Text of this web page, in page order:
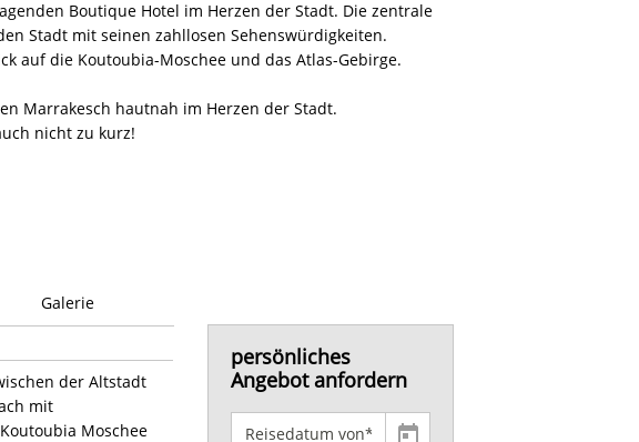
Boutique Hotel im Herzen der Stadt. Die zentrale
Stadt mit seinen zahllosen Sehenswürdigkeiten.
auf die Koutoubia-Moschee und das Atlas-Gebirge.
Marrakesch hautnah im Herzen der Stadt.
nicht zu kurz!
Galerie
der Altstadt
mit
Moschee
persönliches
Angebot anfordern